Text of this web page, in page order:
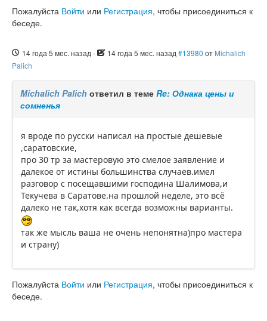
Пожалуйста Войти или Регистрация, чтобы присоединиться к
беседе.
14 года 5 мес. назад - 14 года 5 мес. назад #13980 от Michalich
Palich
Michalich Palich ответил в теме Re: Однака цены и
сомненья
я вроде по русски написал на простые дешевые
,саратовские,
про 30 тр за мастеровую это смелое заявление и
далекое от истины большинства случаев.имел
разговор с посещавшими господина Шалимова,и
Текучева в Саратове.на прошлой неделе, это всё
далеко не так,хотя как всегда возможны варианты.
так же мысль ваша не очень непонятна)про мастера
и страну)
Пожалуйста Войти или Регистрация, чтобы присоединиться к
беседе.